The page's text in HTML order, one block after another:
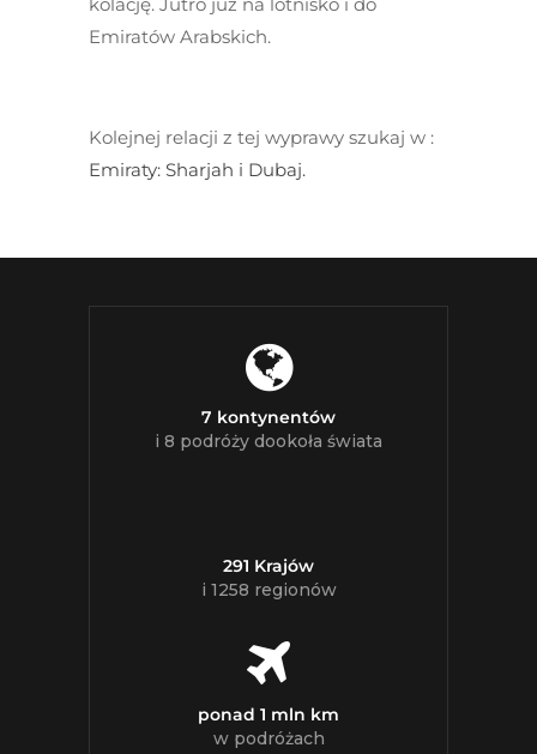
Emiratów Arabskich.
Kolejnej relacji z tej wyprawy szukaj w :
Emiraty: Sharjah i Dubaj.
7 kontynentów
i 8 podróży dookoła świata
291 Krajów
i 1258 regionów
ponad 1 mln km
w podróżach